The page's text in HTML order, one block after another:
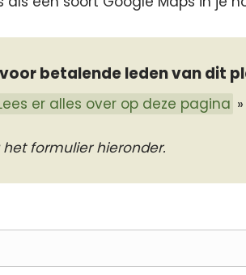
betalende leden van dit
er alles over op deze pagina »
het formulier hieronder.